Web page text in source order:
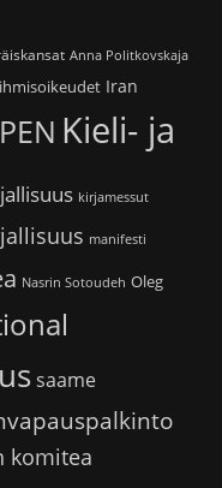
Anna Politkovskaja
ihmisoikeudet Iran
Kieli- ja
kirjamessut
manifesti
Nasrin Sotoudeh Oleg
saame
komitea